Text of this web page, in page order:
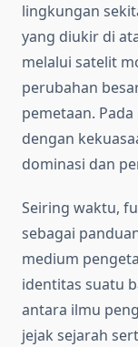
lingkungan
yang diukir di
melalui satelit
perubahan
pemetaan.
dengan
dominasi dan
Seiring waktu,
sebagai
medium
identitas suatu
antara ilmu
jejak sejarah